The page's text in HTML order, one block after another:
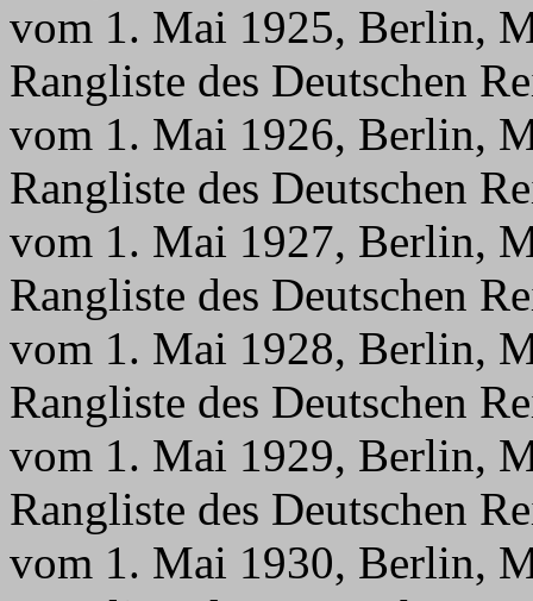
vom 1. Mai 1925, Berlin,
Rangliste des Deutschen
vom 1. Mai 1926, Berlin,
Rangliste des Deutschen
vom 1. Mai 1927, Berlin,
Rangliste des Deutschen
vom 1. Mai 1928, Berlin,
Rangliste des Deutschen
vom 1. Mai 1929, Berlin,
Rangliste des Deutschen
vom 1. Mai 1930, Berlin,